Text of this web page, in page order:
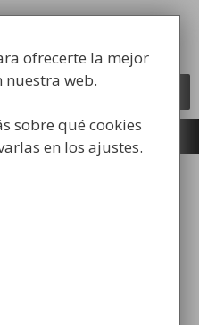
para la higiene industrial
en la oficina:
ofrecerte la mejor
nuestra web.
sobre qué cookies
en los ajustes.